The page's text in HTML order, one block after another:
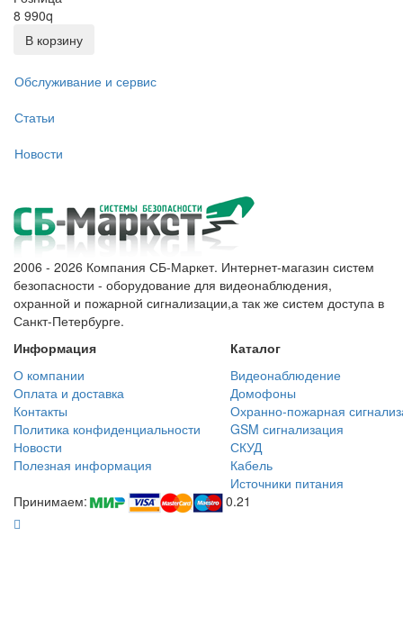
8 990q
В корзину
Обслуживание и сервис
Статьи
Новости
2006 - 2026 Компания СБ-Маркет. Интернет-магазин систем
безопасности - оборудование для видеонаблюдения,
охранной и пожарной сигнализации,а так же систем доступа в
Санкт-Петербурге.
Информация
Каталог
О компании
Видеонаблюдение
Оплата и доставка
Домофоны
Контакты
Охранно-пожарная
Политика конфиденциальности
GSM сигнализация
Новости
СКУД
Полезная информация
Кабель
Источники питания
Принимаем:
0.21